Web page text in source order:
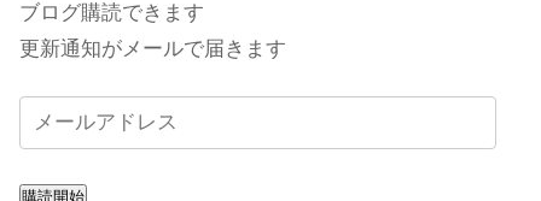
ブログ購読できます
更新通知がメールで届きます
購読開始